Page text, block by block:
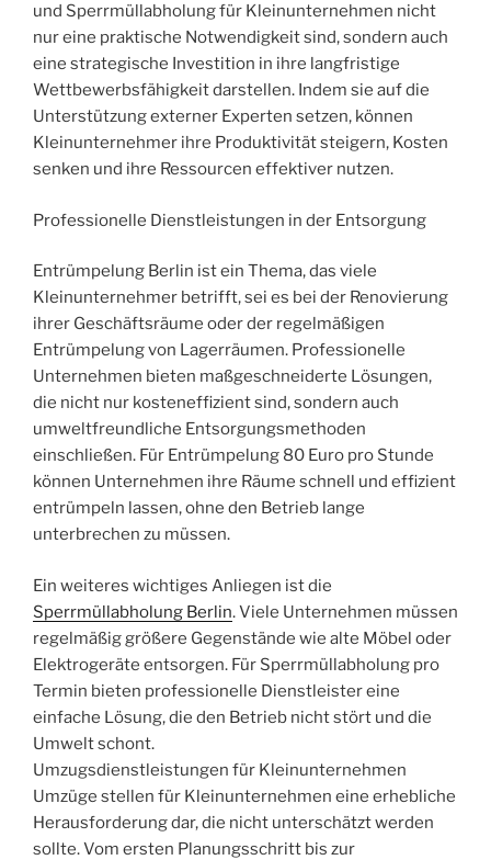
und Sperrmüllabholung für Kleinunternehmen nicht
nur eine praktische Notwendigkeit sind, sondern auch
eine strategische Investition in ihre langfristige
Wettbewerbsfähigkeit darstellen. Indem sie auf die
Unterstützung externer Experten setzen, können
Kleinunternehmer ihre Produktivität steigern, Kosten
senken und ihre Ressourcen effektiver nutzen.
Professionelle Dienstleistungen in der Entsorgung
Entrümpelung Berlin ist ein Thema, das viele
Kleinunternehmer betrifft, sei es bei der Renovierung
ihrer Geschäftsräume oder der regelmäßigen
Entrümpelung von Lagerräumen. Professionelle
Unternehmen bieten maßgeschneiderte Lösungen,
die nicht nur kosteneffizient sind, sondern auch
umweltfreundliche Entsorgungsmethoden
einschließen. Für Entrümpelung 80 Euro pro Stunde
können Unternehmen ihre Räume schnell und effizient
entrümpeln lassen, ohne den Betrieb lange
unterbrechen zu müssen.
Ein weiteres wichtiges Anliegen ist die
Sperrmüllabholung Berlin. Viele Unternehmen müssen
regelmäßig größere Gegenstände wie alte Möbel oder
Elektrogeräte entsorgen. Für Sperrmüllabholung pro
Termin bieten professionelle Dienstleister eine
einfache Lösung, die den Betrieb nicht stört und die
Umwelt schont.
Umzugsdienstleistungen für Kleinunternehmen
Umzüge stellen für Kleinunternehmen eine erhebliche
Herausforderung dar, die nicht unterschätzt werden
sollte. Vom ersten Planungsschritt bis zur